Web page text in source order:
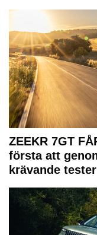
ZEEKR 7GT
första att
krävande